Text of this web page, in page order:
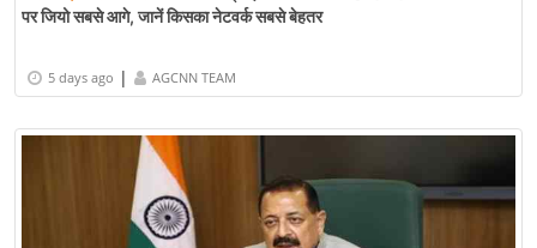
पर जियो सबसे आगे, जानें किसका नेटवर्क सबसे बेहतर
5 days ago | AGCNN TEAM